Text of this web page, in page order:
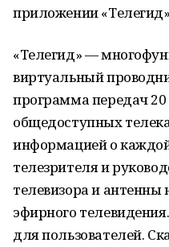
приложении
«Телегид» —
виртуальный
программа передач
общедоступных
информацией о
телезрителя и
телевизора и
эфирного
для пользователей.